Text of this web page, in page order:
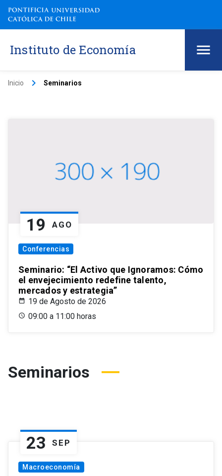
Instituto de Economía
Inicio keyboard_arrow_right Seminarios
19 AGO
Conferencias
Seminario: “El Activo que Ignoramos: Cómo
el envejecimiento redefine talento,
mercados y estrategia”
19 de Agosto de 2026
09:00 a 11:00 horas
Seminarios
23 SEP
Macroeconomía